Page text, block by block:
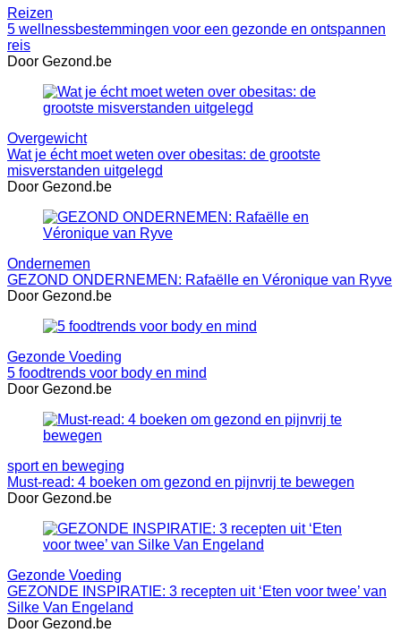
Reizen
5 wellnessbestemmingen voor een gezonde en ontspannen
reis
Door Gezond.be
Overgewicht
Wat je écht moet weten over obesitas: de grootste
misverstanden uitgelegd
Door Gezond.be
Ondernemen
GEZOND ONDERNEMEN: Rafaëlle en Véronique van Ryve
Door Gezond.be
Gezonde Voeding
5 foodtrends voor body en mind
Door Gezond.be
sport en beweging
Must-read: 4 boeken om gezond en pijnvrij te bewegen
Door Gezond.be
Gezonde Voeding
GEZONDE INSPIRATIE: 3 recepten uit ‘Eten voor twee’ van
Silke Van Engeland
Door Gezond.be